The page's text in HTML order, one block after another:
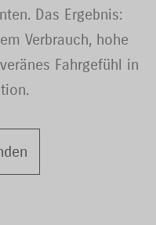
Das Ergebnis:
Verbrauch, hohe
Fahrgefühl in